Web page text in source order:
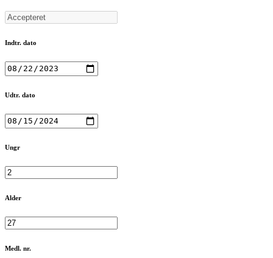
Indtr. dato
Udtr. dato
Ungr
Alder
Medl. nr.